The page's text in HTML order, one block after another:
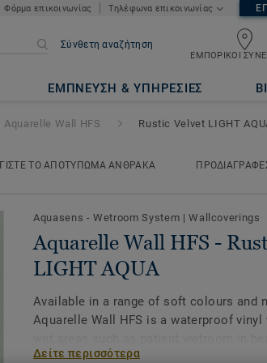
Φόρμα επικοινωνίας Τηλέφωνα επικοινωνίας
Σύνθετη αναζήτηση
ΕΜΠΟΡΙΚΟΙ
ΕΜΠΝΕΥΣΗ & ΥΠΗΡΕΣΙΕΣ
Velvet LIGHT AQUA
Aquarelle Wall HFS Rustic Velvet LIGHT
ΤΟ ΑΠΟΤΥΠΩΜΑ ΑΝΘΡΑΚΑ
Aquasens - Wetroom System |Wallcoverings
Aquarelle Wall HFS -
LIGHT AQUA
Available in a range of soft colours and
Aquarelle Wall HFS is a waterproof
facilities, or collective showers and
Δείτε περισσότερα